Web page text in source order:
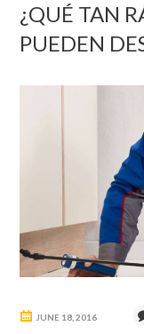
¿QUÉ TAN
PUEDEN
JUNE 18, 2016